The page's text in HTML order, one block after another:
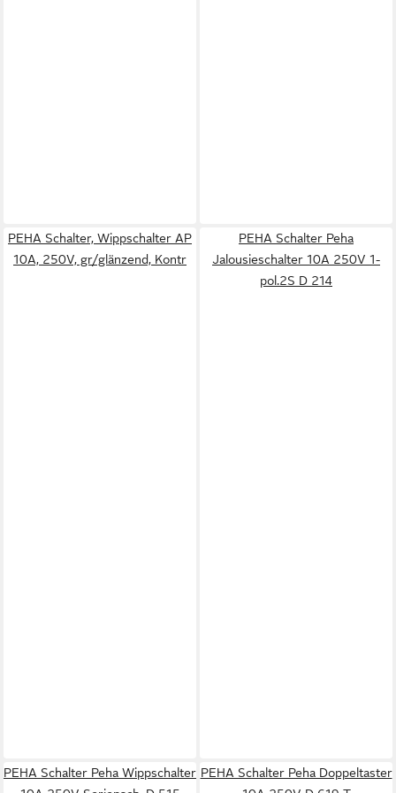
PEHA Schalter, Wippschalter AP
10A, 250V, gr/glänzend, Kontr
PEHA Schalter Peha
Jalousieschalter 10A 250V 1-
pol.2S D 214
PEHA Schalter Peha Wippschalter PEHA Schalter Peha Doppeltaster